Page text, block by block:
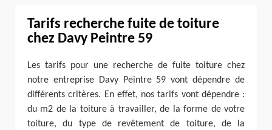
Tarifs recherche fuite de toiture
chez Davy Peintre 59
Les tarifs pour une recherche de fuite toiture chez
notre entreprise Davy Peintre 59 vont dépendre de
différents critères. En effet, nos tarifs vont dépendre :
du m2 de la toiture à travailler, de la forme de votre
toiture, du type de revêtement de toiture, de la